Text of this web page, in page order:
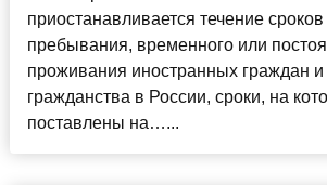
приостанавливается течение
пребывания, временного или
проживания иностранных граждан и
гражданства в России, сроки, на
поставлены на…...